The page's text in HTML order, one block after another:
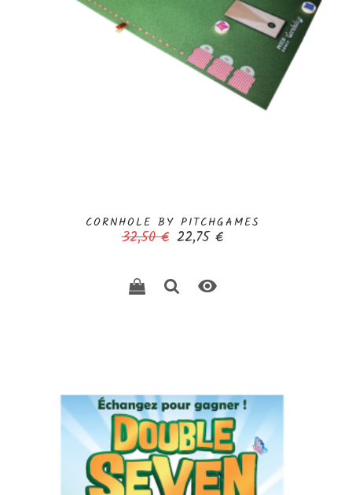
CORNHOLE BY PITCHGAMES
Prix
32,50 € Prix
22,75 €
